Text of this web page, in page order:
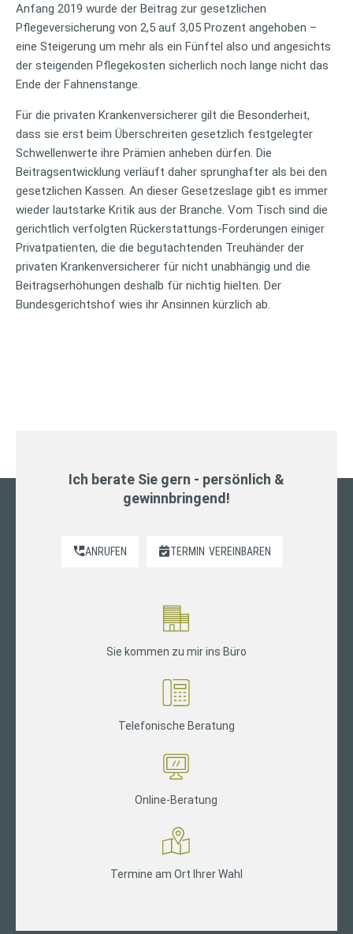
Anfang 2019 wurde der Beitrag zur gesetzlichen
Pflegeversicherung von 2,5 auf 3,05 Prozent angehoben –
eine Steigerung um mehr als ein Fünftel also und angesichts
der steigenden Pflegekosten sicherlich noch lange nicht das
Ende der Fahnenstange.
Für die privaten Krankenversicherer gilt die Besonderheit,
dass sie erst beim Überschreiten gesetzlich festgelegter
Schwellenwerte ihre Prämien anheben dürfen. Die
Beitragsentwicklung verläuft daher sprunghafter als bei den
gesetzlichen Kassen. An dieser Gesetzeslage gibt es immer
wieder lautstarke Kritik aus der Branche. Vom Tisch sind die
gerichtlich verfolgten Rückerstattungs-Forderungen einiger
Privatpatienten, die die begutachtenden Treuhänder der
privaten Krankenversicherer für nicht unabhängig und die
Beitragserhöhungen deshalb für nichtig hielten. Der
Bundesgerichtshof wies ihr Ansinnen kürzlich ab.
Ich berate Sie gern - persönlich &
gewinnbringend!
ANRUFEN TERMIN VEREINBAREN
Sie kommen zu mir ins Büro
Telefonische Beratung
Online-Beratung
Termine am Ort Ihrer Wahl